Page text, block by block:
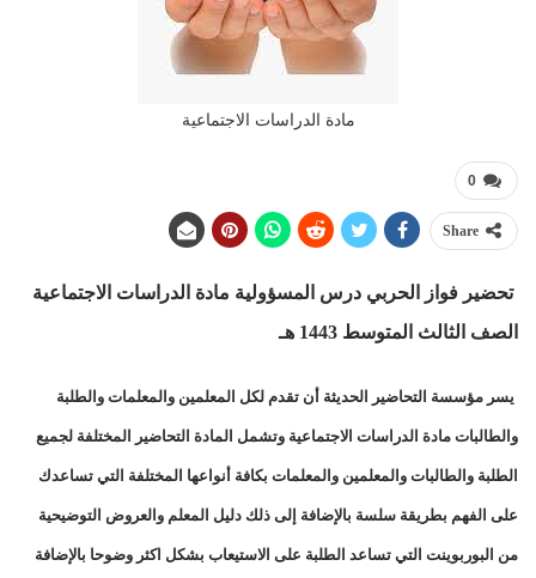
مادة الدراسات الاجتماعية
0
Share
تحضير فواز الحربي درس المسؤولية مادة الدراسات الاجتماعية
الصف الثالث المتوسط 1443 هـ
يسر مؤسسة التحاضير الحديثة أن تقدم لكل المعلمين والمعلمات والطلبة
والطالبات مادة الدراسات الاجتماعية وتشمل المادة التحاضير المختلفة لجميع
الطلبة والطالبات والمعلمين والمعلمات بكافة أنواعها المختلفة التي تساعدك
على الفهم بطريقة سلسة بالإضافة إلى ذلك دليل المعلم والعروض التوضيحية
من البوربوينت التي تساعد الطلبة على الاستيعاب بشكل اكثر وضوحا بالإضافة